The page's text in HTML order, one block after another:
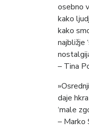
osebno
kako
kako
najbližje
– Tina
daje
‘male
– Marko